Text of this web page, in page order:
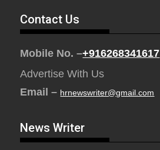
Contact Us
Mobile No. –+916268341617
Advertise With Us
Email – hrnewswriter@gmail.com
News Writer